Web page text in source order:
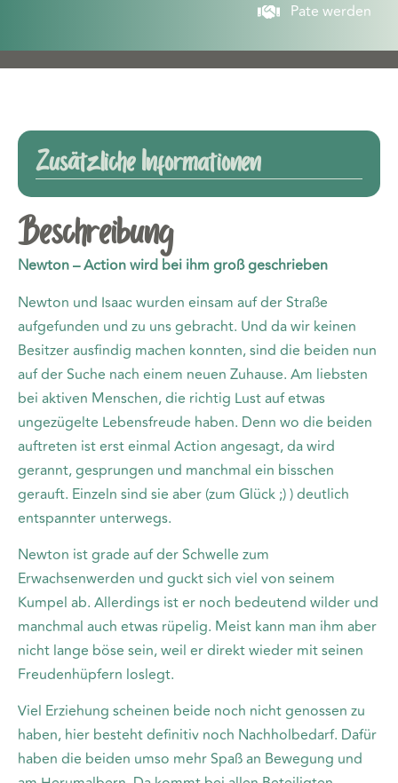
Pate werden
Zusätzliche Informationen
Beschreibung
Newton – Action wird bei ihm groß geschrieben
Newton und Isaac wurden einsam auf der Straße
aufgefunden und zu uns gebracht. Und da wir keinen
Besitzer ausfindig machen konnten, sind die beiden nun
auf der Suche nach einem neuen Zuhause. Am liebsten
bei aktiven Menschen, die richtig Lust auf etwas
ungezügelte Lebensfreude haben. Denn wo die beiden
auftreten ist erst einmal Action angesagt, da wird
gerannt, gesprungen und manchmal ein bisschen
gerauft. Einzeln sind sie aber (zum Glück ;) ) deutlich
entspannter unterwegs.
Newton ist grade auf der Schwelle zum
Erwachsenwerden und guckt sich viel von seinem
Kumpel ab. Allerdings ist er noch bedeutend wilder und
manchmal auch etwas rüpelig. Meist kann man ihm aber
nicht lange böse sein, weil er direkt wieder mit seinen
Freudenhüpfern loslegt.
Viel Erziehung scheinen beide noch nicht genossen zu
haben, hier besteht definitiv noch Nachholbedarf. Dafür
haben die beiden umso mehr Spaß an Bewegung und